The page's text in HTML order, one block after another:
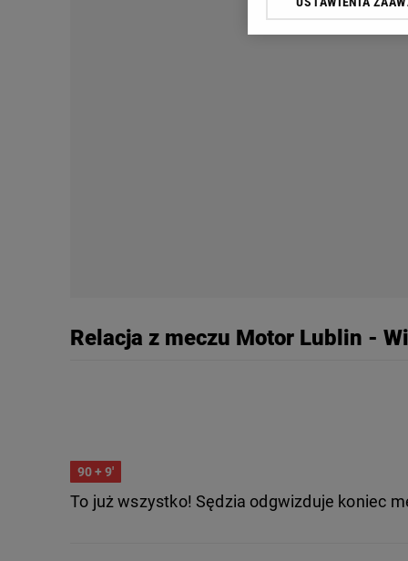
Relacja z meczu Motor Lublin -
90+ 9'
To już wszystko! Sędzia odgwizduje koniec
Klikając „Akceptuję”